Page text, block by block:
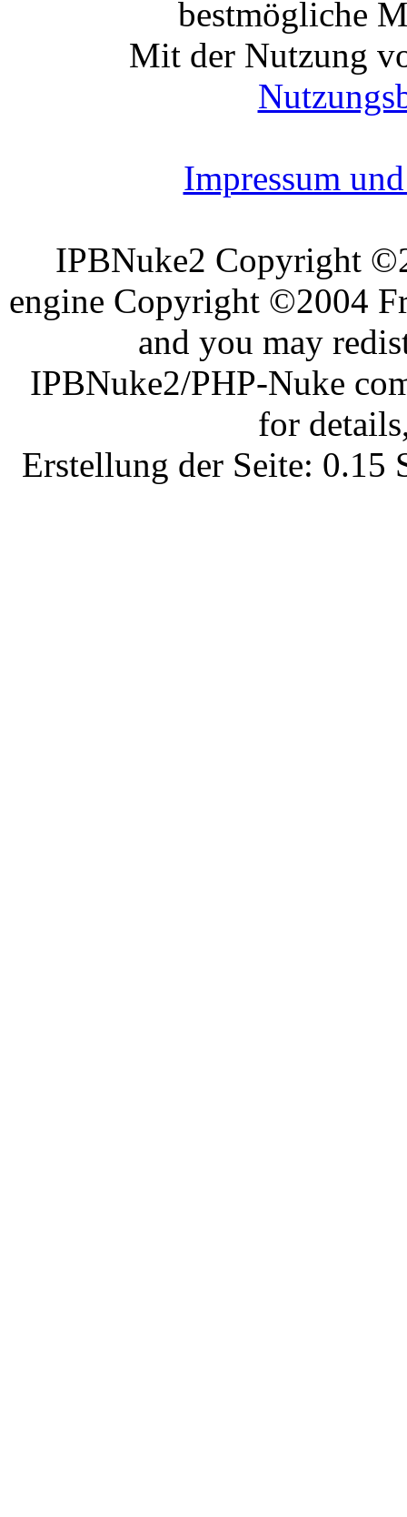
bestmögliche
Mit der Nutzung
Impressum
IPBNuke2 Copyright
engine Copyright ©2004
and you may
IPBNuke2/PHP-Nuke
for
Erstellung der Seite: 0.15